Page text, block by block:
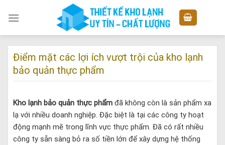
Điểm mặt các lợi ích vượt trội của kho lạnh
bảo quản thực phẩm
Kho lạnh bảo quản thực phẩm đã không còn là sản phẩm xa
lạ với nhiều doanh nghiệp. Đặc biệt là tại các công ty hoạt
động mạnh mẽ trong lĩnh vực thực phẩm. Đã có rất nhiều
công ty sẵn sàng bỏ ra số tiền lớn để xây dựng hệ thống